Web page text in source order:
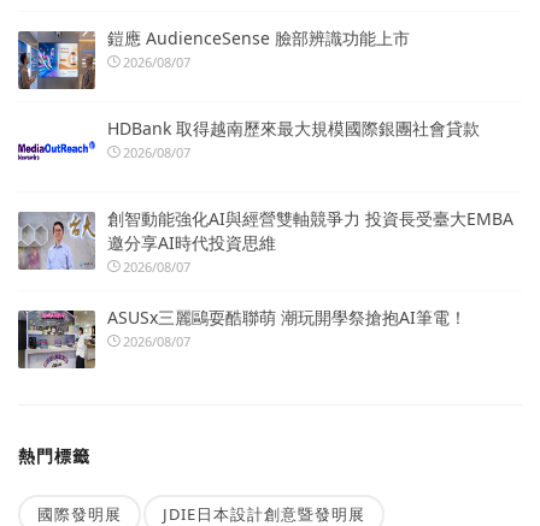
鎧應 AudienceSense 臉部辨識功能上市
2026/08/07
HDBank 取得越南歷來最大規模國際銀團社會貸款
2026/08/07
創智動能強化AI與經營雙軸競爭力 投資長受臺大EMBA
邀分享AI時代投資思維
2026/08/07
ASUSx三麗鷗耍酷聯萌 潮玩開學祭搶抱AI筆電！
2026/08/07
熱門標籤
國際發明展 JDIE日本設計創意暨發明展